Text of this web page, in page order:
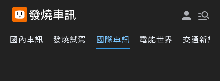
國內車訊 發燒試駕 國際車訊 電能世界 交通新訊